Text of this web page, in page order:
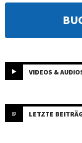
VIDEOS &
LETZTE